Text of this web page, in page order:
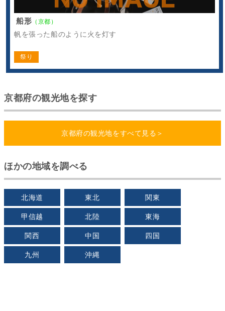
船形 （京都）
帆を張った船のように火を灯す
祭り
京都府の観光地を探す
京都府の観光地をすべて見る＞
ほかの地域を調べる
北海道 東北 関東
甲信越 北陸 東海
関西 中国 四国
九州 沖縄